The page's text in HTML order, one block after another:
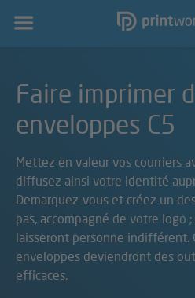
Navigation
principale
Faire imprimer
enveloppes C5
Mettez en valeur vos courriers
diffusez ainsi votre identité
Demarquez-vous et créez un
pas, accompagné de votre logo
laisseront personne indifférent.
enveloppes deviendront des
efficaces.